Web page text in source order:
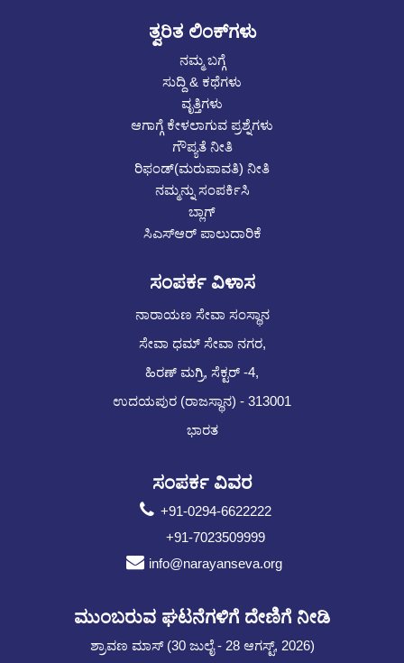
ತ್ವರಿತ ಲಿಂಕ್‌ಗಳು
ನಮ್ಮ ಬಗ್ಗೆ
ಸುದ್ದಿ & ಕಥೆಗಳು
ವೃತ್ತಿಗಳು
ಆಗಾಗ್ಗೆ ಕೇಳಲಾಗುವ ಪ್ರಶ್ನೆಗಳು
ಗೌಪ್ಯತೆ ನೀತಿ
ರಿಫಂಡ್(ಮರುಪಾವತಿ) ನೀತಿ
ನಮ್ಮನ್ನು ಸಂಪರ್ಕಿಸಿ
ಬ್ಲಾಗ್
ಸಿಎಸ್ಆರ್ ಪಾಲುದಾರಿಕೆ
ಸಂಪರ್ಕ ವಿಳಾಸ
ನಾರಾಯಣ ಸೇವಾ ಸಂಸ್ಥಾನ
ಸೇವಾ ಧಮ್ ಸೇವಾ ನಗರ,
ಹಿರಣ್ ಮಗ್ರಿ, ಸೆಕ್ಟರ್ -4,
ಉದಯಪುರ (ರಾಜಸ್ಥಾನ) - 313001
ಭಾರತ
ಸಂಪರ್ಕ ವಿವರ
+91-0294-6622222
+91-7023509999
info@narayanseva.org
ಮುಂಬರುವ ಘಟನೆಗಳಿಗೆ ದೇಣಿಗೆ ನೀಡಿ
ಶ್ರಾವಣ ಮಾಸ್ (30 ಜುಲೈ - 28 ಆಗಸ್ಟ್, 2026)